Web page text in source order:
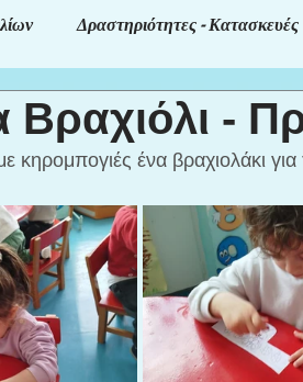
Δραστηριότητες - Κατασκευές
Βραχιόλι -
κηρομπογιές ένα βραχιολάκι